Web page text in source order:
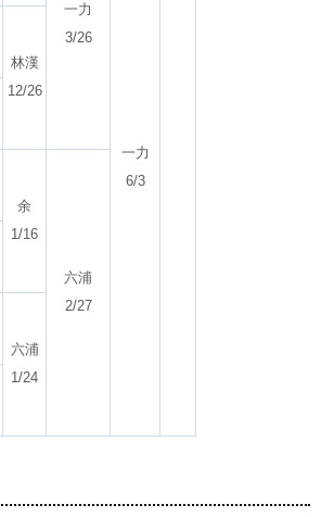
一力
3/26
一力
6/3
林漢
12/26
余
1/16
六浦
2/27
六浦
1/24